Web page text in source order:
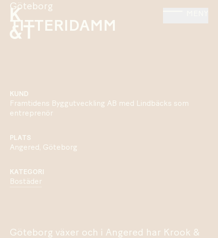
Göteborg
TITTERIDAMM
KUND
Framtidens Byggutveckling AB med Lindbäcks som
entreprenör
PLATS
Angered, Göteborg
KATEGORI
Bostäder
Göteborg växer och i Angered har Krook &